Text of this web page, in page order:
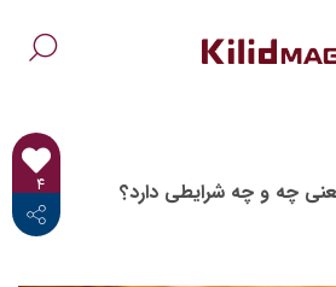
۴
<i class="fab fa-facebook-f"></i> چه و چه شرایطی دارد؟